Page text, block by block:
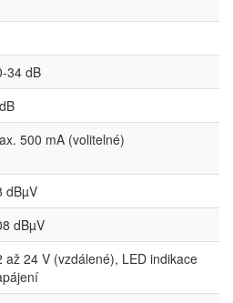
34 dB
500 mA (volitelné)
dBµV
dBµV
až 24 V (vzdálené), LED indikace